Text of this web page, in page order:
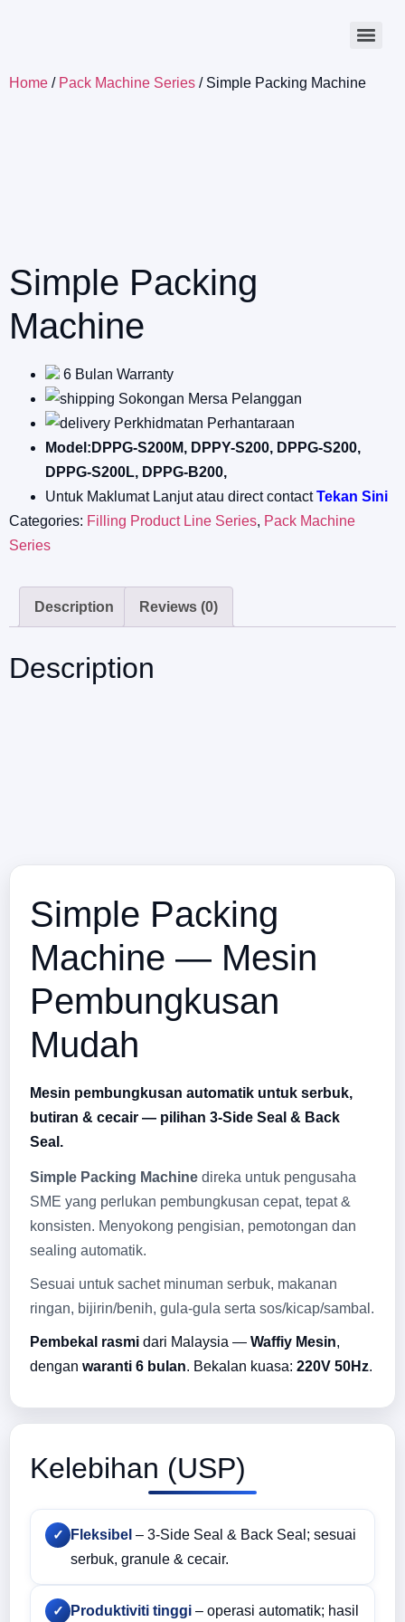
Home / Pack Machine Series / Simple Packing Machine
Simple Packing
Machine
6 Bulan Warranty
Sokongan Mersa Pelanggan
Perkhidmatan Perhantaraan
Model:DPPG-S200M, DPPY-S200, DPPG-S200,
DPPG-S200L, DPPG-B200,
Untuk Maklumat Lanjut atau direct contactTekan Sini
Categories: Filling Product Line Series, Pack Machine
Series
Description Reviews (0)
Description
Simple Packing
Machine — Mesin
Pembungkusan
Mudah
Mesin pembungkusan automatik untuk serbuk,
butiran & cecair — pilihan 3-Side Seal & Back
Seal .
Simple Packing Machine direka untuk pengusaha
SME yang perlukan pembungkusan cepat, tepat &
konsisten. Menyokong pengisian, pemotongan dan
sealing automatik.
Sesuai untuk sachet minuman serbuk, makanan
ringan, bijirin/benih, gula-gula serta sos/kicap/sambal.
Pembekal rasmi dari Malaysia — Waffiy Mesin,
dengan waranti 6 bulan. Bekalan kuasa: 220V 50Hz.
Kelebihan (USP)
✓ Fleksibel – 3-Side Seal & Back Seal; sesuai
serbuk, granule & cecair.
✓ Produktiviti tinggi – operasi automatik; hasil